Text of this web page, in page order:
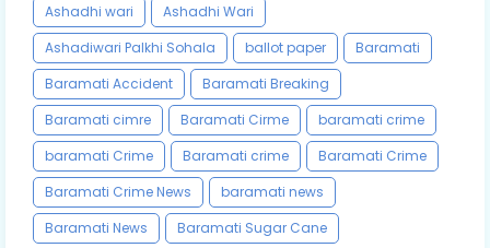
Ashadhi wari
Ashadhi Wari
Ashadiwari Palkhi Sohala
ballot paper
Baramati
Baramati Accident
Baramati Breaking
Baramati cimre
Baramati Cirme
baramati crime
baramati Crime
Baramati crime
Baramati Crime
Baramati Crime News
baramati news
Baramati News
Baramati Sugar Cane